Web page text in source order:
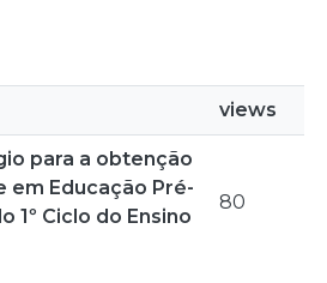
views
para a obtenção
em Educação Pré-
1º Ciclo do Ensino
80